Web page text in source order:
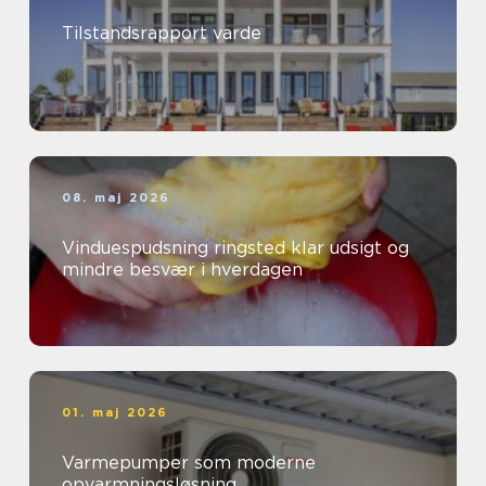
Tilstandsrapport varde
08. maj 2026
Vinduespudsning ringsted klar udsigt og
mindre besvær i hverdagen
01. maj 2026
Varmepumper som moderne